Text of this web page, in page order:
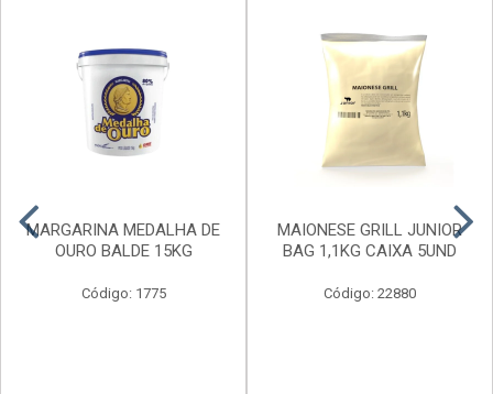
MARGARINA MEDALHA DE
OURO BALDE 15KG
Código: 1775
MAIONESE GRILL JUNIOR
BAG 1,1KG CAIXA 5UND
Código: 22880